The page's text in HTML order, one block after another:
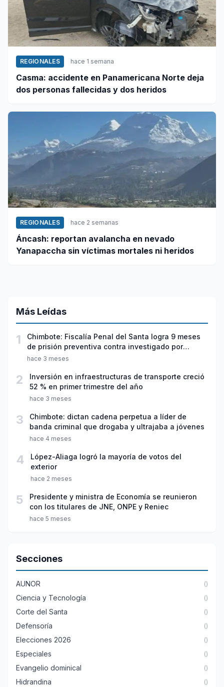
REGIONALES hace 1 semana
Casma: accidente en Panamericana Norte deja
dos personas fallecidas y dos heridos
REGIONALES hace 2 semanas
Áncash: reportan avalancha en nevado
Yanapaccha sin víctimas mortales ni heridos
Más Leídas
1
Chimbote: Fiscalía Penal del Santa logra 9 meses
de prisión preventiva contra investigado por
violación sexual y tentativa de feminicidio
hace 3 meses
2
Inversión en infraestructuras de transporte creció
52 % en primer trimestre del año
hace 3 meses
3
Chimbote: dictan cadena perpetua a líder de
banda criminal que drogaba y ultrajaba a jóvenes
hace 4 meses
4
López-Aliaga logró la mayoría de votos del
exterior
hace 2 meses
5
Presidente y ministra de Economía se reunieron
con los titulares de JNE, ONPE y Reniec
hace 5 meses
Secciones
AUNOR ()
Ciencia y Tecnología ()
Corte del Santa ()
Defensoría ()
Elecciones 2026 ()
Especiales ()
Evangelio dominical ()
Hidrandina ()